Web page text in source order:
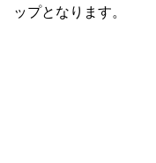
ップとなります。